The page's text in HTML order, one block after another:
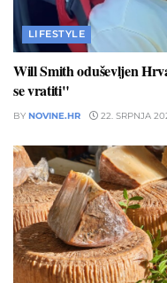
LIFESTYLE
Will Smith oduševljen
se vratiti"
BY NOVINE.HR 22. SRPNJA